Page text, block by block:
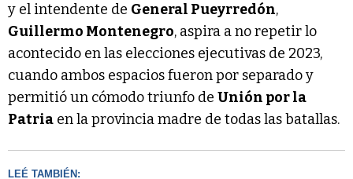
y el intendente de General Pueyrredón,
Guillermo Montenegro, aspira a no repetir lo
acontecido en las elecciones ejecutivas de 2023,
cuando ambos espacios fueron por separado y
permitió un cómodo triunfo de Unión por la
Patria en la provincia madre de todas las batallas.
LEÉ TAMBIÉN: